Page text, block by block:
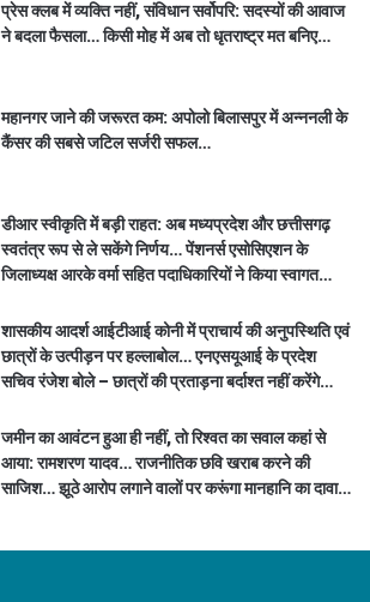
प्रेस क्लब में व्यक्ति नहीं, संविधान सर्वोपरि: सदस्यों की आवाज
ने बदला फैसला… किसी मोह में अब तो धृतराष्ट्र मत बनिए…
महानगर जाने की जरूरत कम: अपोलो बिलासपुर में अन्ननली के
कैंसर की सबसे जटिल सर्जरी सफल…
डीआर स्वीकृति में बड़ी राहत: अब मध्यप्रदेश और छत्तीसगढ़
स्वतंत्र रूप से ले सकेंगे निर्णय… पेंशनर्स एसोसिएशन के
जिलाध्यक्ष आरके वर्मा सहित पदाधिकारियों ने किया स्वागत…
शासकीय आदर्श आईटीआई कोनी में प्राचार्य की अनुपस्थिति एवं
छात्रों के उत्पीड़न पर हल्लाबोल… एनएसयूआई के प्रदेश
सचिव रंजेश बोले – छात्रों की प्रताड़ना बर्दाश्त नहीं करेंगे…
जमीन का आवंटन हुआ ही नहीं, तो रिश्वत का सवाल कहां से
आया: रामशरण यादव… राजनीतिक छवि खराब करने की
साजिश… झूठे आरोप लगाने वालों पर करूंगा मानहानि का दावा…